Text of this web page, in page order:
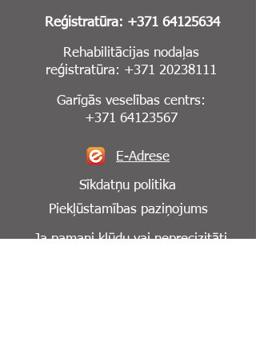
Reģistratūra: +371 64125634
Rehabilitācijas nodaļas
reģistratūra: +371 20238111
Garīgās veselības centrs:
+371 64123567
E-Adrese
Sīkdatņu politika
Piekļūstamības paziņojums
Ja pamani kļūdu vai neprecizitāti